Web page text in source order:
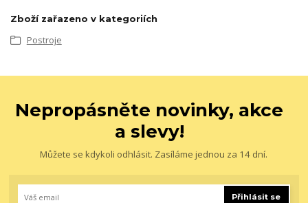
Zboží zařazeno v kategoriích
Postroje
Nepropásněte novinky, akce
a slevy!
Můžete se kdykoli odhlásit. Zasíláme jednou za 14 dní.
Přihlásit se